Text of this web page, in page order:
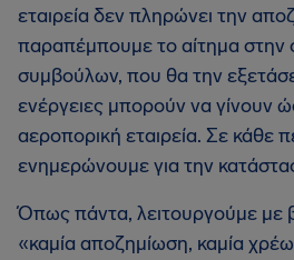
εταιρεία δεν πληρώνει την
παραπέμπουμε το αίτημα στην
συμβούλων, που θα την
ενέργειες μπορούν να γίνουν
αεροπορική εταιρεία. Σε κάθε
ενημερώνουμε για την
Όπως πάντα, λειτουργούμε με
«καμία αποζημίωση, καμία